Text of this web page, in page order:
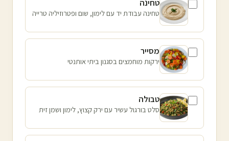
טחינה
טחינה עבודת יד עם לימון, שום ופטרוזיליה טרייה
מסייר
ירקות מוחמצים בסגנון ביתי אותנטי
טבולה
סלט בורגול עשיר עם ירק קצוץ, לימון ושמן זית